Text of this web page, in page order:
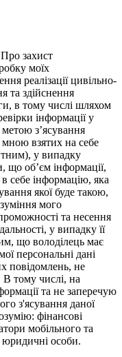
захист
моїх
реалізації цивільно-
та здійснення
в тому числі шляхом
інформації у
з’ясування
мною взятих на себе
у випадку
що об’єм інформації,
себе інформацію, яка
якої буде такою,
мого
та несення
у випадку її
що володілець має
персональні дані
повідомлень, не
тому числі, на
та не заперечую
з'ясування даної
фінансові
мобільного та
юридичні особи.